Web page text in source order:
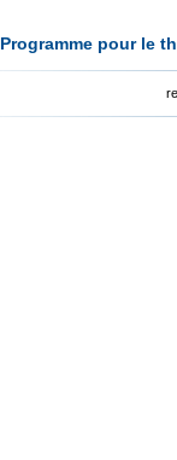
Programme pour le